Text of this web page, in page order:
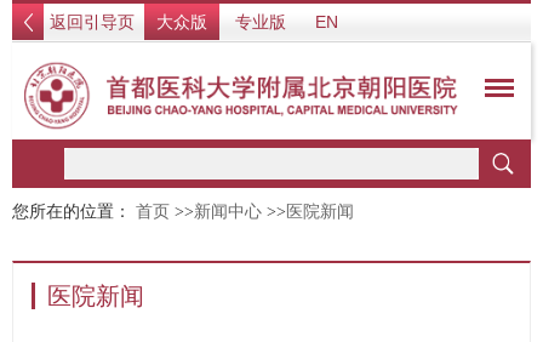
返回引导页 大众版 专业版 EN
您所在的位置： 首页 >>新闻中心 >> 医院新闻
医院新闻